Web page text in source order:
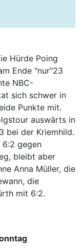
Hürde Poing
Ende "nur"23
NBC-
sich schwer in
Punkte mit.
auswärts in
bei der Kriemhild.
6:2 gegen
bleibt aber
Anna Müller, die
die
mit 6:2.